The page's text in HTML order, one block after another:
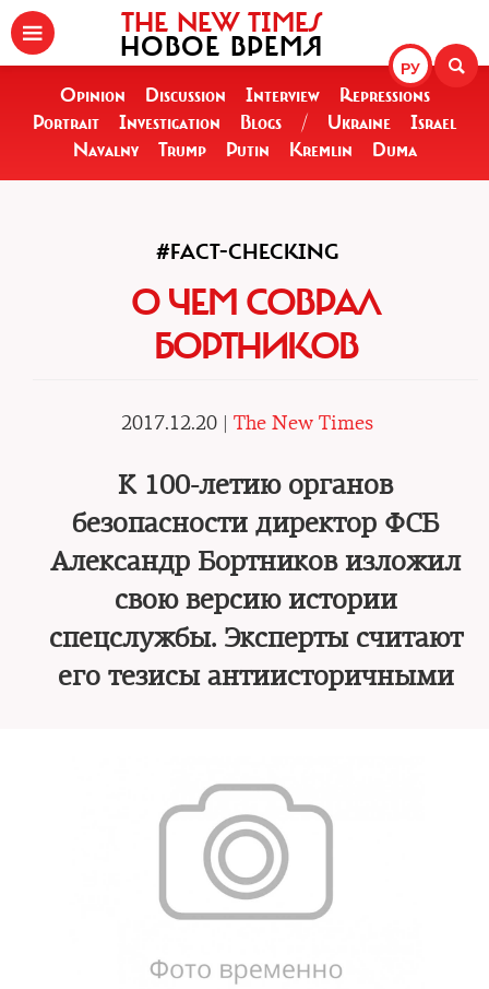
РУ
THE NEW TIMES
НОВОЕ ВРЕМЯ
Opinion Discussion Interview
Repressions
Portrait
Investigation Blogs / Ukraine
Israel
Navalny
Trump Putin Kremlin Duma
#FACT-CHECKING
О ЧЕМ СОВРАЛ
БОРТНИКОВ
2017.12.20 | The New Times
К 100-летию органов
безопасности директор ФСБ
Александр Бортников изложил
свою версию истории
спецслужбы. Эксперты считают
его тезисы антиисторичными